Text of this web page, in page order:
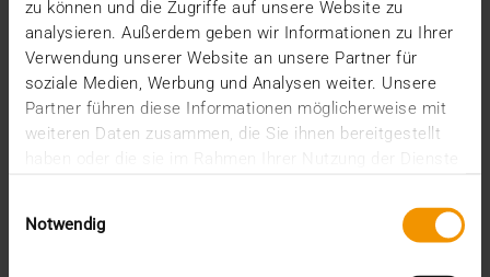
zu können und die Zugriffe auf unsere Website zu
analysieren. Außerdem geben wir Informationen zu Ihrer
Verwendung unserer Website an unsere Partner für
soziale Medien, Werbung und Analysen weiter. Unsere
Partner führen diese Informationen möglicherweise mit
weiteren Daten zusammen, die Sie ihnen bereitgestellt
Notwendig
2021
décembre (2)
novembre (4)
octobre (1)
août (1)
juin (4)
janvier (1)